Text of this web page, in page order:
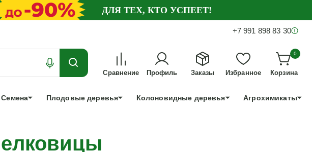
ДЛЯ ТЕХ, КТО УСПЕЕТ!
+7 991 898 83 30
Сравнение Профиль Заказы Избранное
0
Корзина
Семена Плодовые деревья Колоновидные деревья Агрохимикаты